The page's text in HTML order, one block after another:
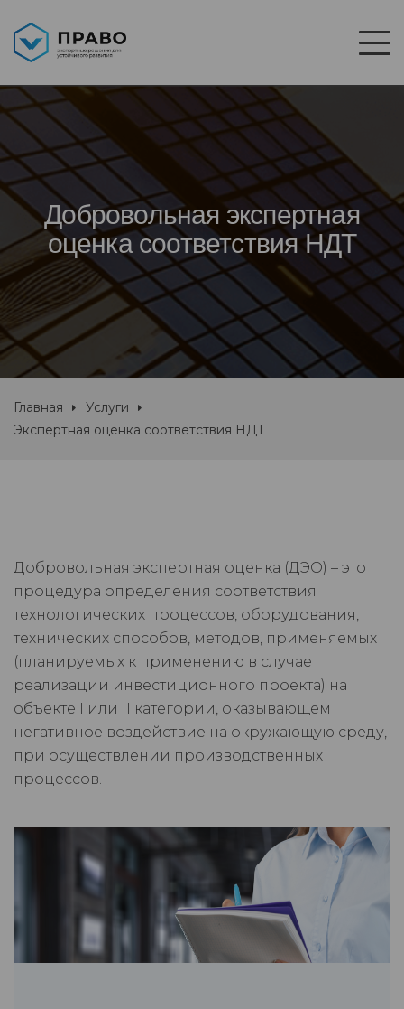
Добровольная экспертная
оценка соответствия НДТ
Главная
Услуги
Экспертная оценка соответствия НДТ
Добровольная экспертная оценка (ДЭО) – это
процедура определения соответствия
технологических процессов, оборудования,
технических способов, методов, применяемых
(планируемых к применению в случае
реализации инвестиционного проекта) на
объекте I или II категории, оказывающем
негативное воздействие на окружающую среду,
при осуществлении производственных
процессов.